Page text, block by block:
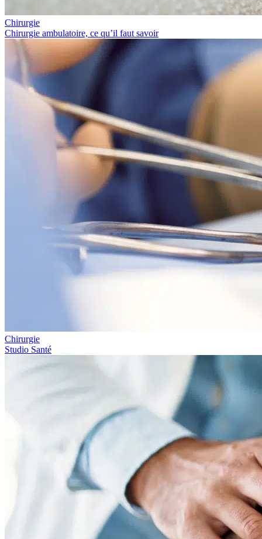
Chirurgie
Chirurgie ambulatoire, ce qu’il faut savoir
Chirurgie
Studio Santé